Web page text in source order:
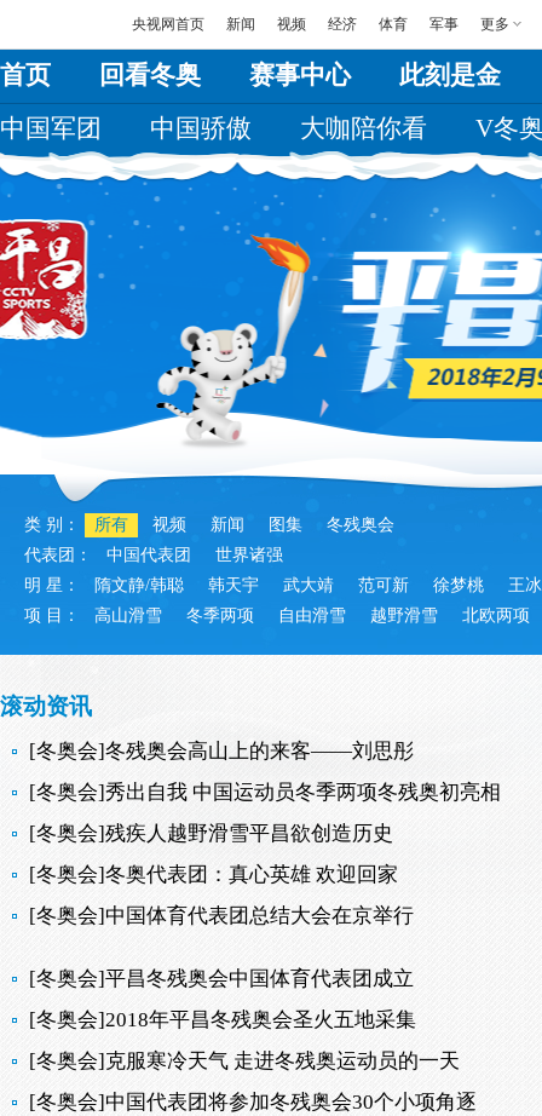
央视网首页 新闻 视频 经济 体育 军事 更多
首页 回看冬奥 赛事中心
此刻是金
中国军团
中国骄傲 大咖陪你看 V冬
类 别： 所有 视频 新闻 图集
冬残奥会
代表团：
中国代表团
世界诸强
明 星：
隋文静/韩聪 韩天宇 武大靖 范可新 徐梦桃
王
项 目：
高山滑雪 冬季两项 自由滑雪 越野滑雪 北欧两项
滚动资讯
[冬奥会]冬残奥会高山上的来客——刘思彤
[冬奥会]秀出自我 中国运动员冬季两项冬残奥初亮相
[冬奥会]残疾人越野滑雪平昌欲创造历史
[冬奥会]冬奥代表团：真心英雄 欢迎回家
[冬奥会]中国体育代表团总结大会在京举行
[冬奥会]平昌冬残奥会中国体育代表团成立
[冬奥会]2018年平昌冬残奥会圣火五地采集
[冬奥会]克服寒冷天气 走进冬残奥运动员的一天
[冬奥会]中国代表团将参加冬残奥会30个小项角逐